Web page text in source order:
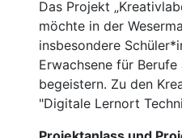
Das Projekt
möchte in der
insbesondere
Erwachsene für
begeistern. Zu den
"Digitale Lernort